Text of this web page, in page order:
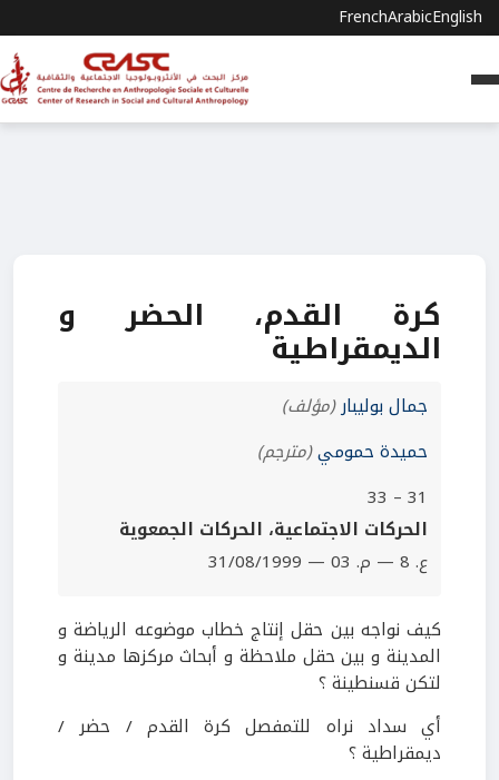
FrenchArabicEnglish
كرة القدم، الحضر و
الديمقراطية
جمال بوليبار(مؤلف)
حميدة حمومي(مترجم)
31 – 33
الحركات الاجتماعية، الحركات الجمعوية
ع. 8 — م. 03 — 31/08/1999
كيف نواجه بين حقل إنتاج خطاب موضوعه الرياضة و
المدينة و بين حقل ملاحظة و أبحاث مركزها مدينة و
لتكن قسنطينة ؟
أي سداد نراه للتمفصل كرة القدم / حضر /
ديمقراطية ؟